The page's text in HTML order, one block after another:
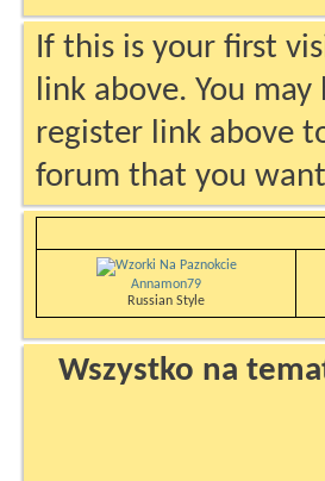
If this is your first
link above. You may
register link above
forum that you
Annamon79
Russian Style
Wszystko na